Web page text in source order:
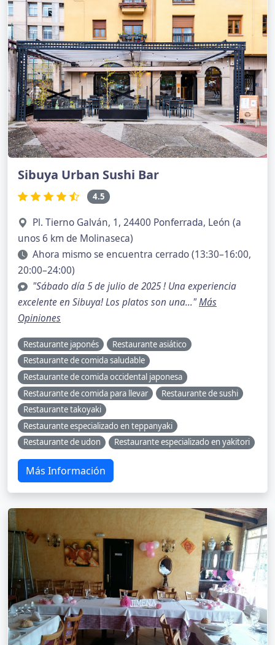
Sibuya Urban Sushi Bar
4.5
Pl. Tierno Galván, 1, 24400 Ponferrada, León (a
unos 6 km de Molinaseca)
Ahora mismo se encuentra cerrado (13:30–16:00,
20:00–24:00)
"Sábado día 5 de julio de 2025 ! Una experiencia
excelente en Sibuya! Los platos son una..."Más
Opiniones
Restaurante japonés
Restaurante asiático
Restaurante de comida saludable
Restaurante de comida occidental japonesa
Restaurante de comida para llevar
Restaurante de sushi
Restaurante takoyaki
Restaurante especializado en teppanyaki
Restaurante de udon
Restaurante especializado en yakitori
Más Información